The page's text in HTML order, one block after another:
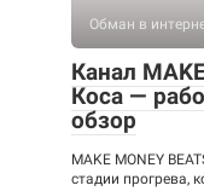
Обман в
Канал
Коса —
обзор
MAKE MONEY
стадии прогрева,